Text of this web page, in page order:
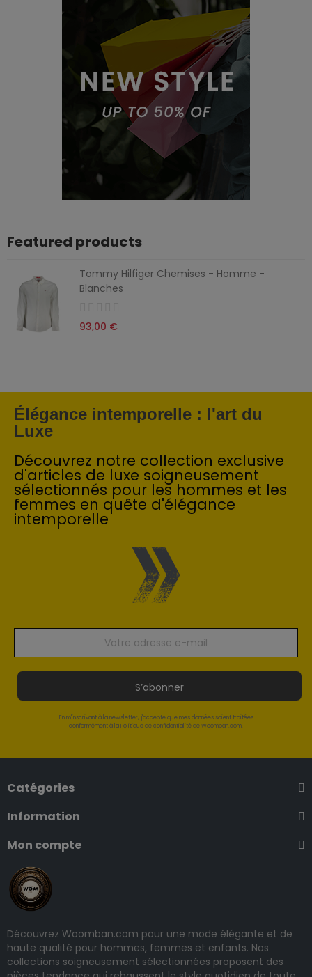
Featured products
Tommy Hilfiger Chemises - Homme -
Blanches
93,00 €
Élégance intemporelle : l'art du
Luxe
Découvrez notre collection exclusive
d'articles de luxe soigneusement
sélectionnés pour les hommes et les
femmes en quête d'élégance
intemporelle
S’abonner
En m'inscrivant à la newsletter, j'accepte que mes données soient traitées
conformément à la Politique de confidentialité de Woomban.com.
Catégories
Information
Mon compte
Découvrez Woomban.com pour une mode élégante et de
haute qualité pour hommes, femmes et enfants. Nos
collections soigneusement sélectionnées proposent des